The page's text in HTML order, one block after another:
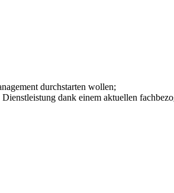
durchstarten wollen;
dank einem aktuellen